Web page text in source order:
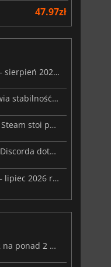
47.97zł
Premiery gier wideo w tym tygodniu – sierpień 2026 r. (32. tydzień)
Nowa aktualizacja w Palworld poprawia stabilność Sunreach i walk z bossami
Projekt Helix znów w grze, przyszłość Steam stoi pod znakiem zapytania
Złośliwe oprogramowanie i przejęcie Discorda dotknęły Meccha Chameleon
Premiery gier wideo w tym tygodniu – lipiec 2026 r. (tydzień 31)
Resident Evil: Veronica znalazł się już na ponad 2 milionach list życzeń